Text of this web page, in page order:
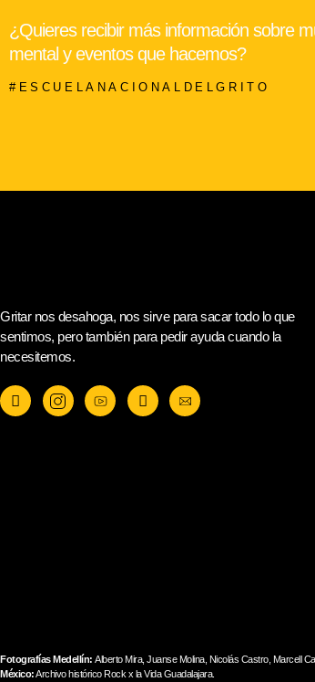
¿Quieres recibir más información sobre
mental y eventos que hacemos?
#ESCUELANACIONALDELGRITO
Gritar nos desahoga, nos sirve para sacar todo lo que
sentimos, pero también para pedir ayuda cuando la
necesitemos.
Fotografías Medellín: Alberto Mira, Juanse Molina, Nicolás Castro, Marcell
México:Archivo histórico Rock x la Vida Guadalajara.